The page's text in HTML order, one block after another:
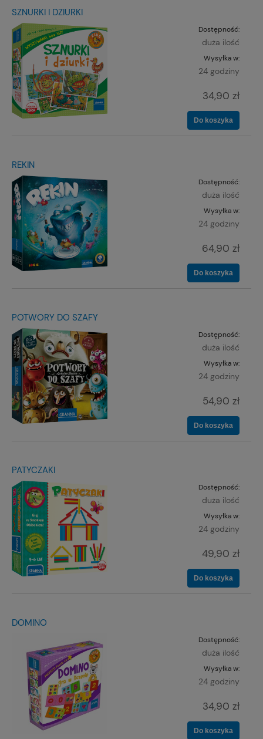
SZNURKI I DZIURKI
Dostępność:
duża ilość
Wysyłka w:
24 godziny
34,90 zł
Do koszyka
REKIN
Dostępność:
duża ilość
Wysyłka w:
24 godziny
64,90 zł
Do koszyka
POTWORY DO SZAFY
Dostępność:
duża ilość
Wysyłka w:
24 godziny
54,90 zł
Do koszyka
PATYCZAKI
Dostępność:
duża ilość
Wysyłka w:
24 godziny
49,90 zł
Do koszyka
DOMINO
Dostępność:
duża ilość
Wysyłka w:
24 godziny
34,90 zł
Do koszyka